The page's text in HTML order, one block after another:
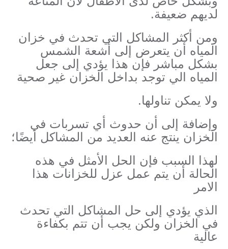
لديهم ضعيفة.
ومن أكثر المشاكل التي تحدث في خزان
المياه أن يتعرض إلى أشعة الشمس
بشكل مباشر فإن هذا يؤدي إلى جعل
المياه الي توجد بداخل الخزان غير صحية
ولا يمكن تناولها.
وإضافة إلى أن حدوث أي تسربات في
الخزان ينتج عنه العديد من المشاكل أيضًا؛
لهذا السبب فإن الحل الأمثل في هذه
الحالة أن يتم عمل عزل للخزانات هذا
الامر
الذي يؤدي إلى حل المشاكل التي تحدث
في الخزان ولكن يجب أن تتم بكفاءة
عالية